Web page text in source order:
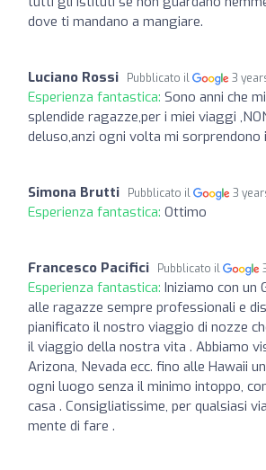
dove ti mandano a mangiare.
Luciano Rossi Pubblicato il 3
Esperienza fantastica: Sono anni che
splendide ragazze,per i miei viaggi
deluso,anzi ogni volta mi sorprendono
Simona Brutti Pubblicato il 3
Esperienza fantastica: Ottimo
Francesco Pacifici Pubblicato il
Esperienza fantastica: Iniziamo con un
alle ragazze sempre professionali e
pianificato il nostro viaggio di nozze
il viaggio della nostra vita . Abbiamo
Arizona, Nevada ecc. fino alle Hawaii
ogni luogo senza il minimo intoppo,
casa . Consigliatissime, per qualsiasi
mente di fare .